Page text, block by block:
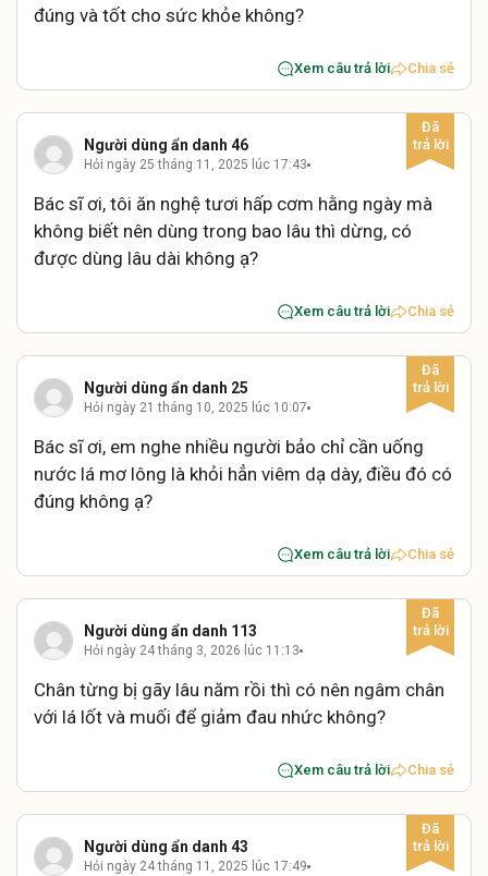
đúng và tốt cho sức khỏe không?
Xem câu trả lời Chia sẻ
Người dùng ẩn danh 46
Hỏi ngày 25 tháng 11, 2025 lúc 17:43
Bác sĩ ơi, tôi ăn nghệ tươi hấp cơm hằng ngày mà
không biết nên dùng trong bao lâu thì dừng, có
được dùng lâu dài không ạ?
Xem câu trả lời Chia sẻ
Người dùng ẩn danh 25
Hỏi ngày 21 tháng 10, 2025 lúc 10:07
Bác sĩ ơi, em nghe nhiều người bảo chỉ cần uống
nước lá mơ lông là khỏi hẳn viêm dạ dày, điều đó có
đúng không ạ?
Xem câu trả lời Chia sẻ
Người dùng ẩn danh 113
Hỏi ngày 24 tháng 3, 2026 lúc 11:13
Chân từng bị gãy lâu năm rồi thì có nên ngâm chân
với lá lốt và muối để giảm đau nhức không?
Xem câu trả lời Chia sẻ
Người dùng ẩn danh 43
Hỏi ngày 24 tháng 11, 2025 lúc 17:49